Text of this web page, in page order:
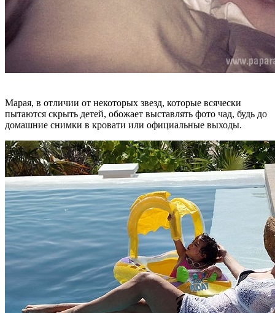
Марая, в отличии от некоторых звезд, которые всячески
пытаются скрыть детей, обожает выставлять фото чад, будь до
домашние снимки в кровати или официальные выходы.